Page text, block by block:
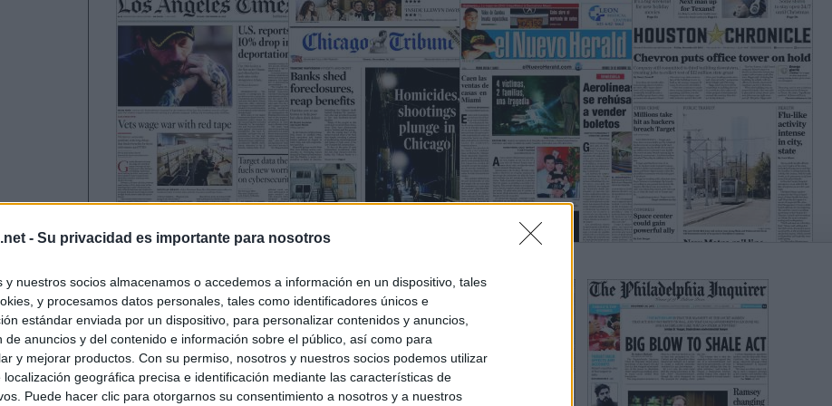
- Su privacidad es importante para nosotros
y nuestros socios almacenamos o accedemos a información en un dispositivo, tales
y procesamos datos personales, tales como identificadores únicos e
estándar enviada por un dispositivo, para personalizar contenidos y anuncios,
de anuncios y del contenido e información sobre el público, así como para
y mejorar productos. Con su permiso, nosotros y nuestros socios podemos utilizar
localización geográfica precisa e identificación mediante las características de
Puede hacer clic para otorgarnos su consentimiento a nosotros y a nuestros